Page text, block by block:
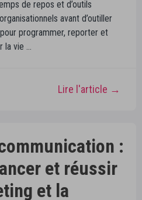
de repos et d’outils
avant d’outiller
programmer, reporter et
la vie …
Lire l'article →
:
et réussir
et la